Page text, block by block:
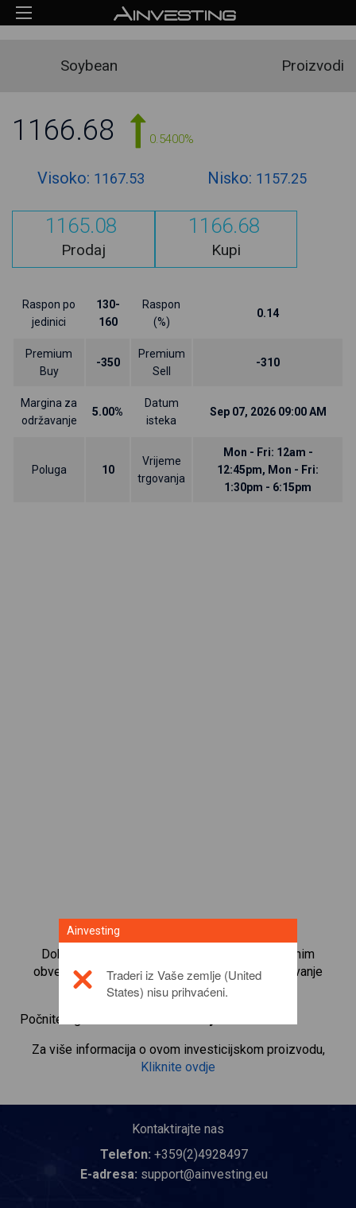
Soybean Proizvodi
1166.68 0.5400%
Visoko: 1167.53 Nisko: 1157.25
1165.08
Prodaj
1166.68
Kupi
Raspon po
jedinici
130-
160
Raspon
(%)
0.14
Premium
Buy
-350
Premium
Sell
-310
Margina za
održavanje
5.00%
Datum
isteka
Sep 07, 2026 09:00 AM
Poluga 10
Vrijeme
trgovanja
Mon - Fri: 12am -
12:45pm, Mon - Fri:
1:30pm - 6:15pm
Dobijte trenutni pristup najpopularnijim dostupnim
obveznicama izravno na našoj platformi za trgovanje
CFD-ovima.
Počnite trgovati CFD-ovima za
Za više informacija o ovom investicijskom proizvodu,
Kliknite ovdje
Kontaktirajte nas
Telefon: +359(2)4928497
E-adresa: support@ainvesting.eu
Ainvesting
Traderi iz Vaše zemlje (United
States) nisu prihvaćeni.